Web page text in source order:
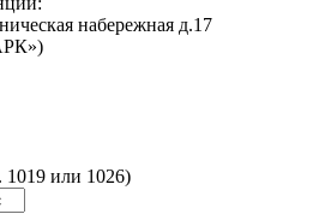
набережная д.17
1019 или 1026)